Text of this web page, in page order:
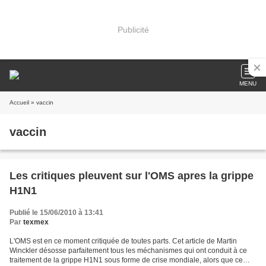
Publicité
MENU
Accueil » vaccin
vaccin
Les critiques pleuvent sur l'OMS apres la grippe
H1N1
Publié le 15/06/2010 à 13:41
Par texmex
L'OMS est en ce moment critiquée de toutes parts. Cet article de Martin
Winckler désosse parfaitement tous les méchanismes qui ont conduit à ce
traitement de la grippe H1N1 sous forme de crise mondiale, alors que ce